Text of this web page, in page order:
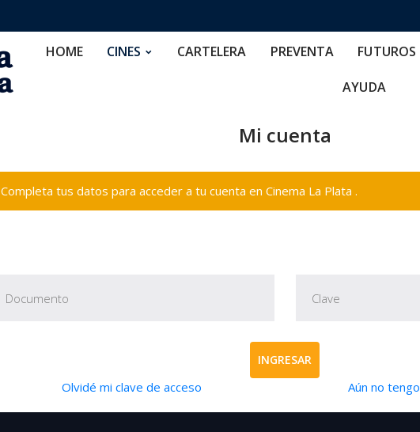
HOME CINES CARTELERA PREVENTA FUTUROS
AYUDA
Mi cuenta
Completa tus datos para acceder a tu cuenta en Cinema La Plata .
INGRESAR
Olvidé mi clave de acceso Aún no